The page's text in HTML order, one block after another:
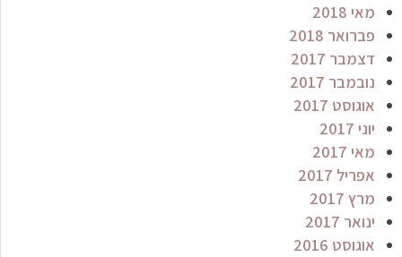
מאי 2018
פברואר 2018
דצמבר 2017
נובמבר 2017
אוגוסט 2017
יוני 2017
מאי 2017
אפריל 2017
מרץ 2017
ינואר 2017
אוגוסט 2016